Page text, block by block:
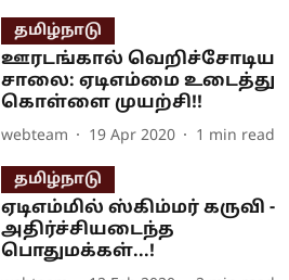
தமிழ்நாடு
ஊரடங்கால் வெறிச்சோடிய
சாலை: ஏடிஎம்மை உடைத்து
கொள்ளை முயற்சி!!
webteam 19 Apr 2020 1 min read
தமிழ்நாடு
ஏடிஎம்மில் ஸ்கிம்மர் கருவி -
அதிர்ச்சியடைந்த
பொதுமக்கள்...!